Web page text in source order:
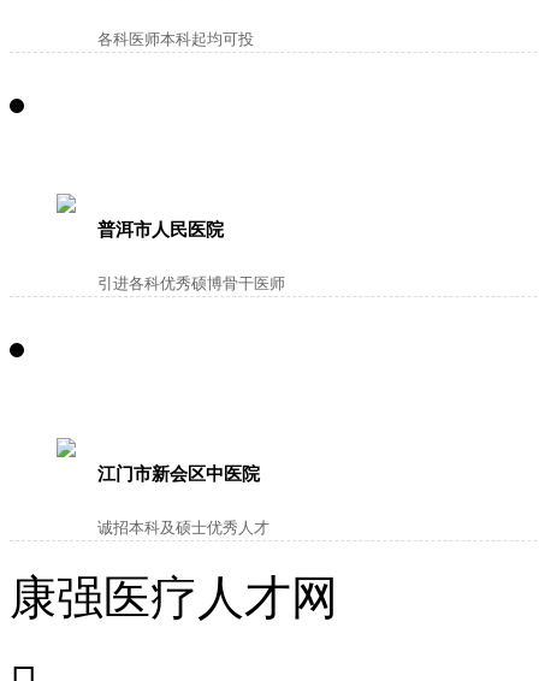
各科医师本科起均可投
普洱市人民医院
引进各科优秀硕博骨干医师
江门市新会区中医院
诚招本科及硕士优秀人才
康强医疗人才网